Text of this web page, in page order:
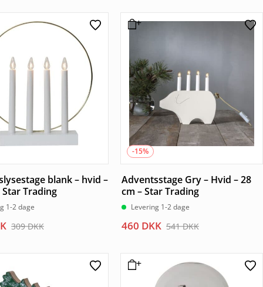
var:
er:
blank – hvid –
Star Trading
1-2 dage
309DKK
-15%
Adventsstage Gry – Hvid – 28
cm – Star Trading
Levering 1-2 dage
541DKK
Den
var:
541 DKK.
460 DKK
Den
er:
460 DKK.